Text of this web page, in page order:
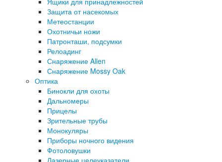
Защита от насекомых
Метеостанции
Охотничьи ножи
Патронташи, подсумки
Релоадинг
Снаряжение Allen
Снаряжение Mossy Oak
Оптика
Бинокли для охоты
Дальномеры
Прицелы
Зрительные трубы
Монокуляры
Приборы ночного видения
Фотоловушки